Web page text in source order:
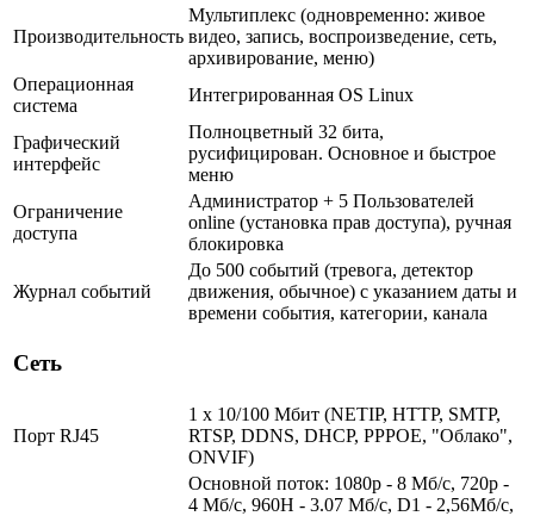
Производительность
Мультиплекс (одновременно: живое
видео, запись, воспроизведение, сеть,
архивирование, меню)
Операционная
система
Интегрированная OS Linux
Графический
интерфейс
Полноцветный 32 бита,
русифицирован. Основное и быстрое
меню
Ограничение
доступа
Администратор + 5 Пользователей
online (установка прав доступа), ручная
блокировка
Журнал событий
До 500 событий (тревога, детектор
движения, обычное) с указанием даты и
времени события, категории, канала
Сеть
Порт RJ45
1 x 10/100 Мбит (NETIP, HTTP, SMTP,
RTSP, DDNS, DHCP, PPPOE, "Облако",
ONVIF)
Основной поток: 1080p - 8 Мб/с, 720р -
4 Мб/с, 960H - 3.07 Мб/с, D1 - 2,56Мб/с,